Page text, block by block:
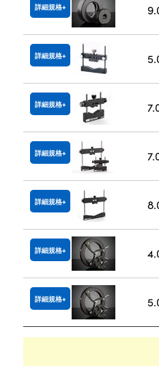
詳細規格
詳細規格
詳細規格
詳細規格
詳細規格
詳細規格
詳細規格